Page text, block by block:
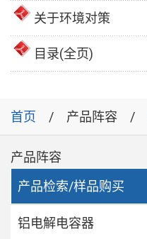
关于环境对策
目录(全页)
首页 产品阵容
产品阵容
产品检索/样品购买
铝电解电容器